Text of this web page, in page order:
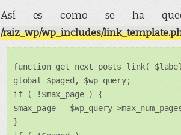
Así es como se ha
/raiz_wp/wp_includes/
function get_next_posts_link(
global $paged, $wp_query;
if ( !$max_page ) {
$max_page = $wp_query-
}